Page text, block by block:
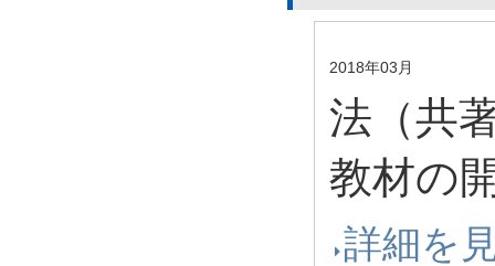
2018年03月
法（共
教材の
詳細を